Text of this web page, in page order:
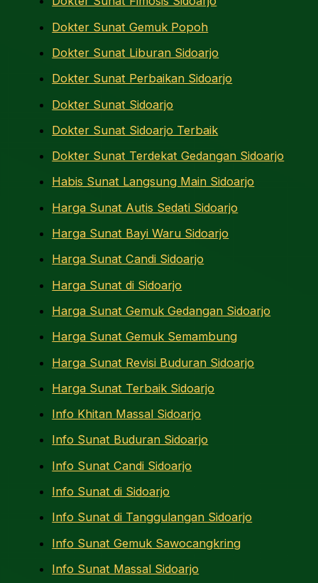
Dokter Sunat Gemuk Popoh
Dokter Sunat Liburan Sidoarjo
Dokter Sunat Perbaikan Sidoarjo
Dokter Sunat Sidoarjo
Dokter Sunat Sidoarjo Terbaik
Dokter Sunat Terdekat Gedangan Sidoarjo
Habis Sunat Langsung Main Sidoarjo
Harga Sunat Autis Sedati Sidoarjo
Harga Sunat Bayi Waru Sidoarjo
Harga Sunat Candi Sidoarjo
Harga Sunat di Sidoarjo
Harga Sunat Gemuk Gedangan Sidoarjo
Harga Sunat Gemuk Semambung
Harga Sunat Revisi Buduran Sidoarjo
Harga Sunat Terbaik Sidoarjo
Info Khitan Massal Sidoarjo
Info Sunat Buduran Sidoarjo
Info Sunat Candi Sidoarjo
Info Sunat di Sidoarjo
Info Sunat di Tanggulangan Sidoarjo
Info Sunat Gemuk Sawocangkring
Info Sunat Massal Sidoarjo